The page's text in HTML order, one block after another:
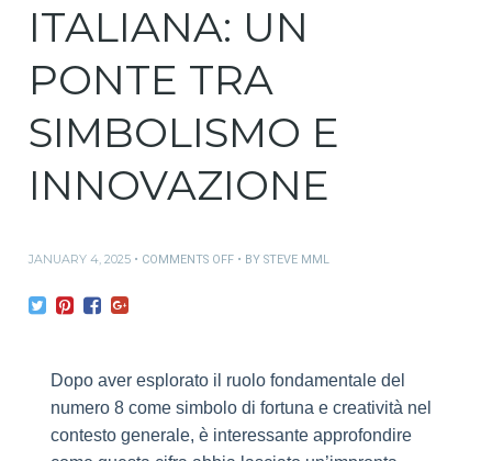
ITALIANA: UN
PONTE TRA
SIMBOLISMO E
INNOVAZIONE
JANUARY 4, 2025 COMMENTS OFFON
NELL’ARCHITETTURA
ITALIANA:
PONTE
BY STEVE MML
Dopo aver esplorato il ruolo fondamentale del
numero 8 come simbolo di fortuna e creatività nel
contesto generale, è interessante approfondire